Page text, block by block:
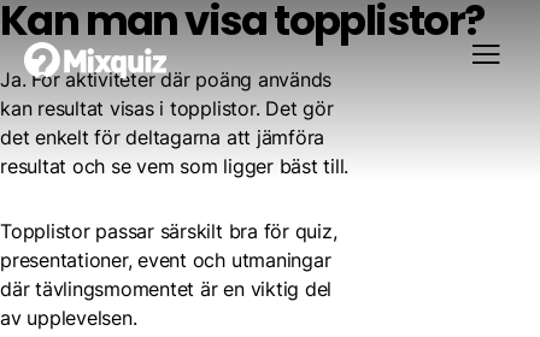
Kan man visa topplistor?
Ja. För aktiviteter där poäng används
kan resultat visas i topplistor. Det gör
det enkelt för deltagarna att jämföra
resultat och se vem som ligger bäst till.
Topplistor passar särskilt bra för quiz,
presentationer, event och utmaningar
där tävlingsmomentet är en viktig del
av upplevelsen.